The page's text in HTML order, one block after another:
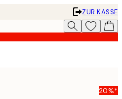
ZUR KASSE
20%*